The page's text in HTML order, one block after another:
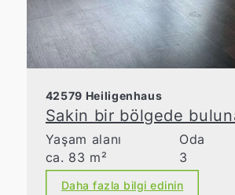
42579 Heiligenhaus
Yaşam alanı
ca. 83 m²
Oda
3
Daha fazla bilgi edinin